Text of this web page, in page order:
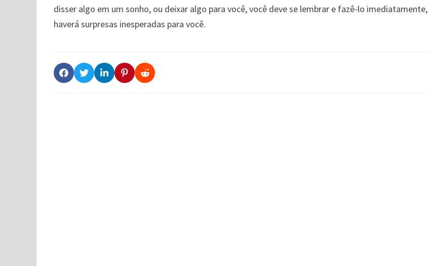
disser algo em um sonho, ou deixar algo para você, você deve se lembrar e fazê-lo imediatamente,
haverá surpresas inesperadas para você.